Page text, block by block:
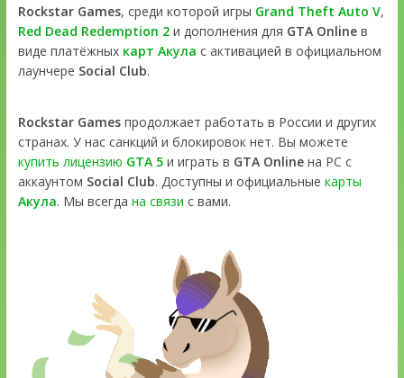
Rockstar Games, среди которой игры Grand Theft Auto V,
Red Dead Redemption 2и дополнения для GTA Onlineв
виде платёжных карт Акула с активацией в официальном
лаунчере Social Club.
Rockstar Gamesпродолжает работать в России и других
странах. У нас санкций и блокировок нет. Вы можете
купить лицензию GTA 5и играть в GTA Onlineна PC с
аккаунтом Social Club. Доступны и официальные карты
Акула. Мы всегда на связи с вами.